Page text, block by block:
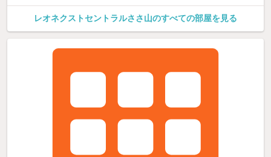
レオネクストセントラルささ山のすべての部屋を見る